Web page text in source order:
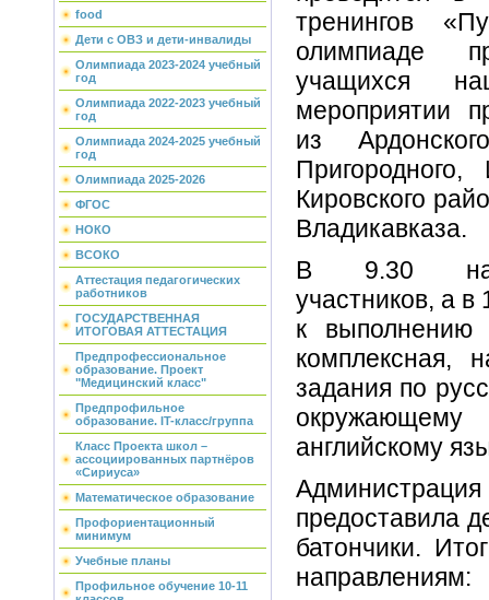
food
Дети с ОВЗ и дети-инвалиды
Олимпиада 2023-2024 учебный
год
Олимпиада 2022-2023 учебный
год
Олимпиада 2024-2025 учебный
год
Олимпиада 2025-2026
ФГОС
НОКО
ВСОКО
Аттестация педагогических
работников
ГОСУДАРСТВЕННАЯ
ИТОГОВАЯ АТТЕСТАЦИЯ
Предпрофессиональное
образование. Проект
"Медицинский класс"
Предпрофильное
образование. IT-класс/группа
Класс Проекта школ –
ассоциированных партнёров
«Сириуса»
Математическое образование
Профориентационный
минимум
Учебные планы
Профильное обучение 10-11
тренингов
олимпиаде
учащихся
мероприятии
из
Пригородного,
Кировского
Владикавказа.
В 9.30
участников, а в
к выполнению
комплексная,
задания по
английскому
предоставила
батончики.